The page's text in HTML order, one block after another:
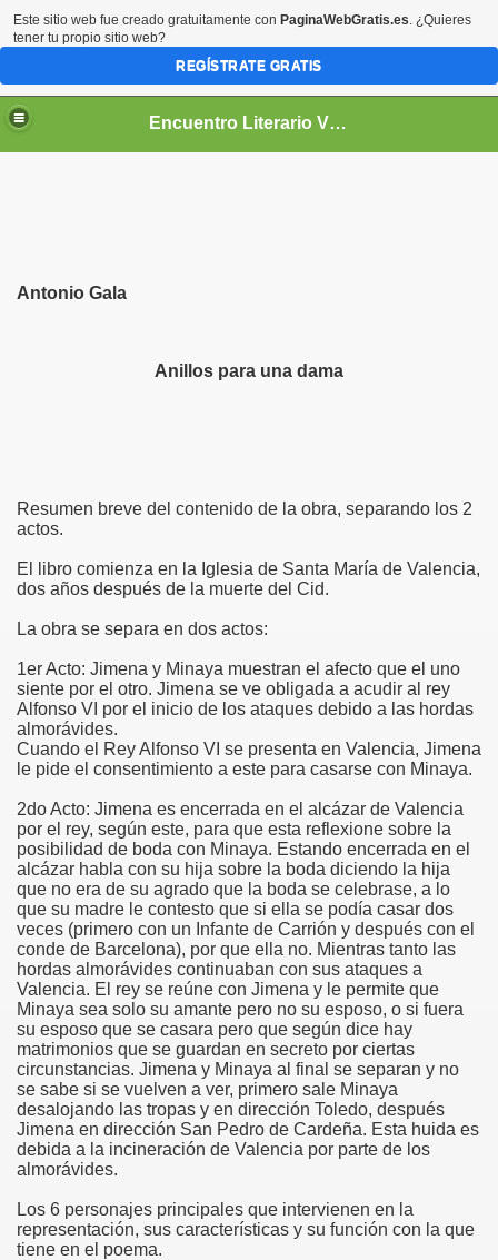
Encuentro Literario Virtual
Antonio Gala
Anillos para una dama
Resumen breve del contenido de la obra, separando los 2
actos.
El libro comienza en la Iglesia de Santa María de Valencia,
dos años después de la muerte del Cid.
La obra se separa en dos actos:
1er Acto: Jimena y Minaya muestran el afecto que el uno
siente por el otro. Jimena se ve obligada a acudir al rey
Alfonso VI por el inicio de los ataques debido a las hordas
almorávides.
Cuando el Rey Alfonso VI se presenta en Valencia, Jimena
le pide el consentimiento a este para casarse con Minaya.
2do Acto: Jimena es encerrada en el alcázar de Valencia
por el rey, según este, para que esta reflexione sobre la
posibilidad de boda con Minaya. Estando encerrada en el
alcázar habla con su hija sobre la boda diciendo la hija
que no era de su agrado que la boda se celebrase, a lo
que su madre le contesto que si ella se podía casar dos
veces (primero con un Infante de Carrión y después con el
conde de Barcelona), por que ella no. Mientras tanto las
hordas almorávides continuaban con sus ataques a
Valencia. El rey se reúne con Jimena y le permite que
Minaya sea solo su amante pero no su esposo, o si fuera
su esposo que se casara pero que según dice hay
matrimonios que se guardan en secreto por ciertas
circunstancias. Jimena y Minaya al final se separan y no
se sabe si se vuelven a ver, primero sale Minaya
desalojando las tropas y en dirección Toledo, después
Jimena en dirección San Pedro de Cardeña. Esta huida es
debida a la incineración de Valencia por parte de los
almorávides.
Los 6 personajes principales que intervienen en la
representación, sus características y su función con la que
tiene en el poema.
Este sitio web fue creado gratuitamente con PaginaWebGratis.es. ¿Quieres
tener tu propio sitio web?
REGÍSTRATE GRATIS